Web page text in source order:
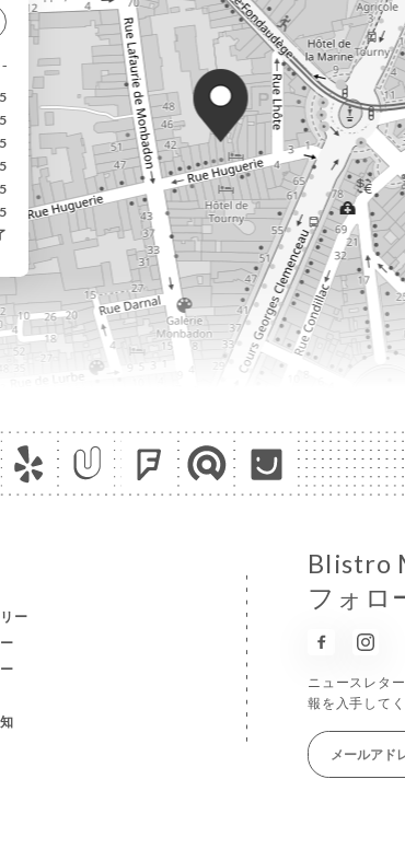
ー
BIistro
フォロ
ニュースレタ
報を入手してく